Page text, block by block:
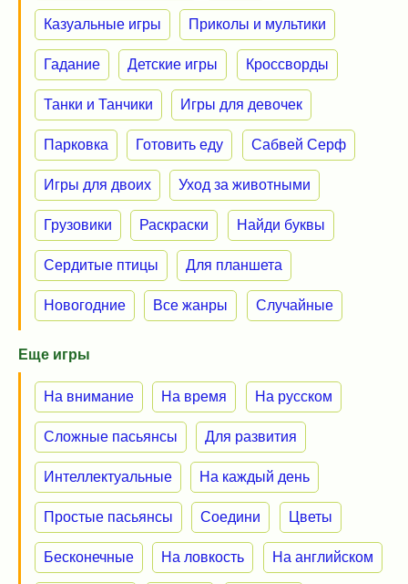
Казуальные игры Приколы и мультики
Гадание Детские игры Кроссворды
Танки и Танчики Игры для девочек
Парковка Готовить еду Сабвей Серф
Игры для двоих Уход за животными
Грузовики Раскраски Найди буквы
Сердитые птицы Для планшета
Новогодние Все жанры Случайные
Еще игры
На внимание На время На русском
Сложные пасьянсы Для развития
Интеллектуальные На каждый день
Простые пасьянсы Соедини Цветы
Бесконечные На ловкость На английском